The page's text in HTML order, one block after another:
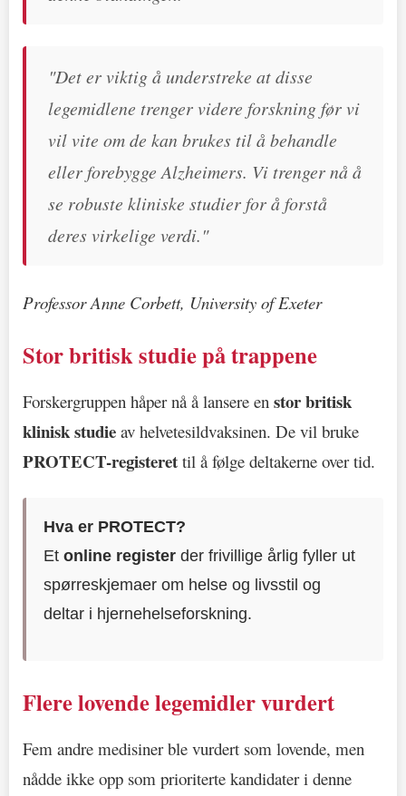
"Det er viktig å understreke at disse
legemidlene trenger videre forskning før vi
vil vite om de kan brukes til å behandle
eller forebygge Alzheimers. Vi trenger nå å
se robuste kliniske studier for å forstå
deres virkelige verdi."
Professor Anne Corbett, University of Exeter
Stor britisk studie på trappene
Forskergruppen håper nå å lansere en stor britisk
klinisk studie av helvetesildvaksinen. De vil bruke
PROTECT-registeret til å følge deltakerne over tid.
Hva er PROTECT?
Etonline register der frivillige årlig fyller ut
spørreskjemaer om helse og livsstil og
deltar i hjernehelseforskning.
Flere lovende legemidler vurdert
Fem andre medisiner ble vurdert som lovende, men
nådde ikke opp som prioriterte kandidater i denne